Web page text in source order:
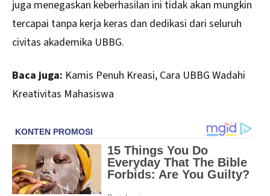
juga menegaskan keberhasilan ini tidak akan mungkin
tercapai tanpa kerja keras dan dedikasi dari seluruh
civitas akademika UBBG.
Baca juga: Kamis Penuh Kreasi, Cara UBBG Wadahi
Kreativitas Mahasiswa